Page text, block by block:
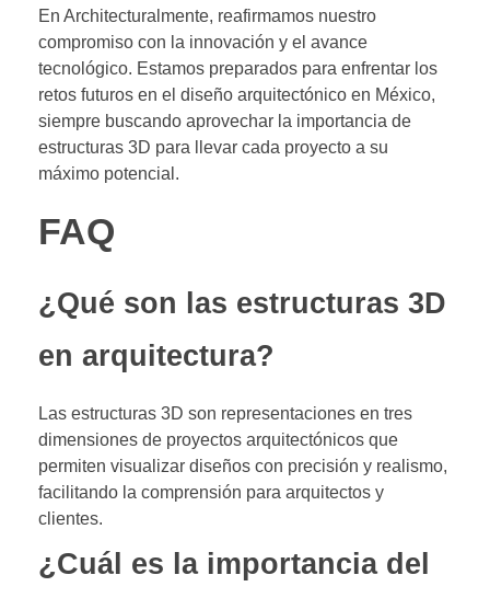
En Architecturalmente, reafirmamos nuestro
compromiso con la innovación y el avance
tecnológico. Estamos preparados para enfrentar los
retos futuros en el diseño arquitectónico en México,
siempre buscando aprovechar la importancia de
estructuras 3D para llevar cada proyecto a su
máximo potencial.
FAQ
¿Qué son las estructuras 3D
en arquitectura?
Las estructuras 3D son representaciones en tres
dimensiones de proyectos arquitectónicos que
permiten visualizar diseños con precisión y realismo,
facilitando la comprensión para arquitectos y
clientes.
¿Cuál es la importancia del